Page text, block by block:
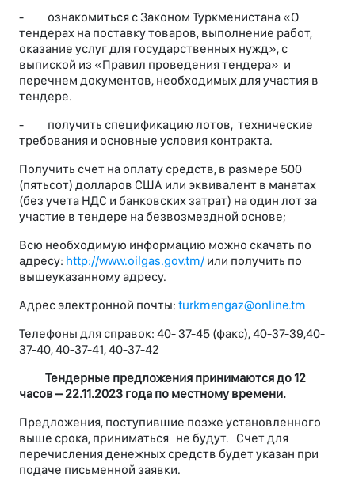
- ознакомиться с Законом Туркменистана «О
тендерах на поставку товаров, выполнение работ,
оказание услуг для государственных нужд», с
выпиской из «Правил проведения тендера» и
перечнем документов, необходимых для участия в
тендере.
- получить спецификацию лотов, технические
требования и основные условия контракта.
Получить счет на оплату средств, в размере 500
(пятьсот) долларов США или эквивалент в манатах
(без учета НДС и банковских затрат) на один лот за
участие в тендере на безвозмездной основе;
Всю необходимую информацию можно скачать по
адресу: http://www.oilgas.gov.tm/ или получить по
вышеуказанному адресу.
Адрес электронной почты: turkmengaz@online.tm
Телефоны для справок: 40- 37-45 (факс), 40-37-39,40-
37-40, 40-37-41, 40-37-42
Тендерные предложения принимаются до 12
часов – 22.11.2023 года по местному времени.
Предложения, поступившие позже установленного
выше срока, приниматься не будут. Счет для
перечисления денежных средств будет указан при
подаче письменной заявки.